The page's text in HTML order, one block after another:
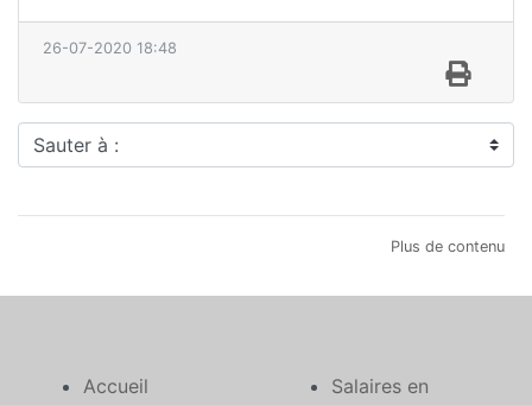
26-07-2020 18:48
Sauter à :
Plus de contenu
Accueil
Salaires en